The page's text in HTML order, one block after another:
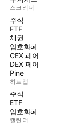
스크리너
주식
ETF
채권
암호화폐
CEX 페어
DEX 페어
Pine
히트맵
주식
ETF
암호화폐
캘린더